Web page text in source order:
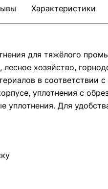
Характеристики
для тяжёлого
лесное хозяйство,
в соответствии
уплотнения с
уплотнения. Для